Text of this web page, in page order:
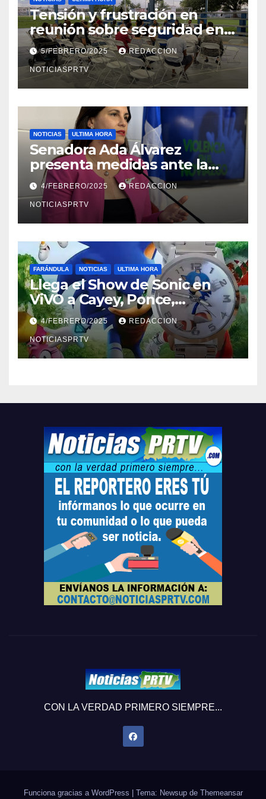
Tensión y frustración en
reunión sobre seguridad en
Reparto Metropolitano
5/FEBRERO/2025 REDACCION
NOTICIASPRTV
NOTICIAS ULTIMA HORA
Senadora Ada Álvarez
presenta medidas ante la
violencia en el noviazgo
4/FEBRERO/2025 REDACCION
NOTICIASPRTV
FARÁNDULA NOTICIAS ULTIMA HORA
Llega el Show de Sonic en
ViVO a Cayey, Ponce,
Barceloneta y Humacao,
Relojes gratis para el que
compre ahora….
4/FEBRERO/2025 REDACCION
NOTICIASPRTV
CON LA VERDAD PRIMERO SIEMPRE...
Funciona gracias a WordPress | Tema: Newsup de Themeansar